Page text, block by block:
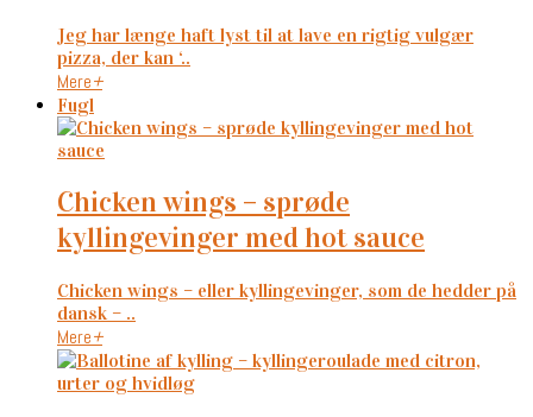
Jeg har længe haft lyst til at lave en rigtig vulgær
pizza, der kan ‘..
Mere+
Fugl
chicken wings – sprøde
kyllingevinger med hot sauce
Chicken wings – eller kyllingevinger, som de hedder på
dansk – ..
Mere+